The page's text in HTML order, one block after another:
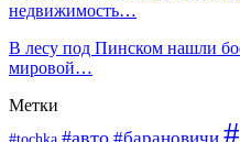
недвижимость…
В лесу под Пинском нашли
мировой…
Метки
#авто